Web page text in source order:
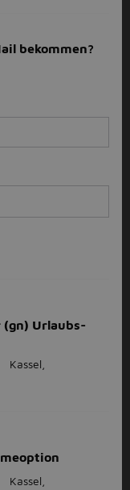
bekommen?
(gn) Urlaubs-
Kassel,
Kassel,